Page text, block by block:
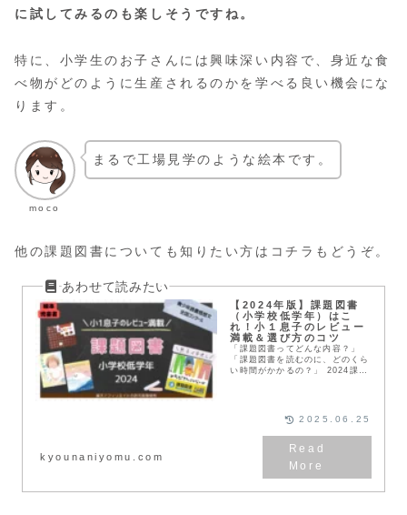
に試してみるのも楽しそうですね。
特に、小学生のお子さんには興味深い内容で、身近な食
べ物がどのように生産されるのかを学べる良い機会にな
ります。
moco
まるで工場見学のような絵本です。
他の課題図書についても知りたい方はコチラもどうぞ。
【2024年版】課題図書
（小学校低学年）はこ
れ！小１息子のレビュー
満載＆選び方のコツ
「課題図書ってどんな内容？」
「課題図書を読むのに、どのくら
い時間がかかるの？」 2024課題
kyounaniyomu.com
2025.06.25